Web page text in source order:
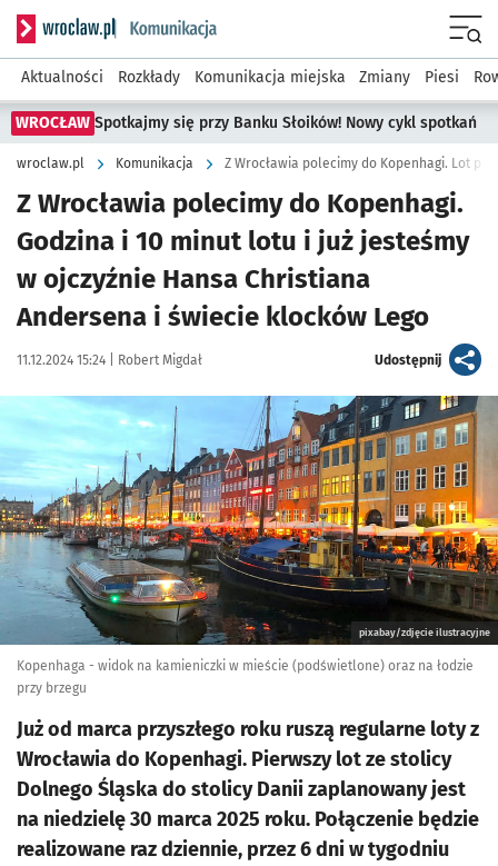
Serwis informacyjny wroclaw.pl podserwis: Komunikacja
Aktualności Rozkłady Komunikacja miejska Zmiany Piesi
WROCŁAW Spotkajmy się przy Banku Słoików! Nowy cykl spotkań
wroclaw.pl Komunikacja Z Wrocławia polecimy do Kopenhagi. Lot
Z Wrocławia polecimy do Kopenhagi.
Godzina i 10 minut lotu i już jesteśmy
w ojczyźnie Hansa Christiana
Andersena i świecie klocków Lego
Data publikacji:
11.12.2024 15:24 | Autor:
Robert Migdał Udostępnijartykuł
Kliknij, aby powiększyć
pixabay/zdjęcie ilustracyjne
Kopenhaga - widok na kamieniczki w mieście (podświetlone) oraz na łodzie
przy brzegu
Już od marca przyszłego roku ruszą regularne loty z
Wrocławia do Kopenhagi. Pierwszy lot ze stolicy
Dolnego Śląska do stolicy Danii zaplanowany jest
na niedzielę 30 marca 2025 roku. Połączenie będzie
realizowane raz dziennie, przez 6 dni w tygodniu